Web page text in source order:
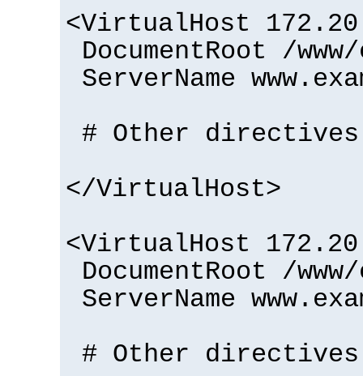
<VirtualHost
DocumentRoot /
ServerName
# Other
</VirtualHost>
<VirtualHost
DocumentRoot /
ServerName
# Other